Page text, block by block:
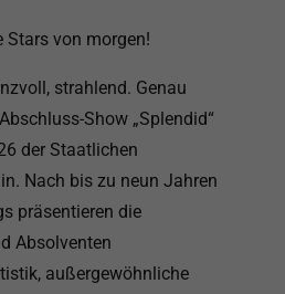
Stars von morgen!
strahlend. Genau
Show „Splendid“
der Staatlichen
Nach bis zu neun Jahren
präsentieren die
Absolventen
außergewöhnliche